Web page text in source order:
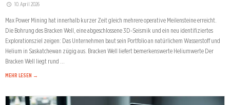
10. April 2026
Max Power Mining hat innerhalb kurzer Zeit gleich mehrere operative Meilensteine erreicht.
Die Bohrung des Bracken Well, eine abgeschlossene 3D-Seismik und ein neu identifiziertes
Explorationsziel zeigen: Das Unternehmen baut sein Portfolio an natürlichem Wasserstoff und
Helium in Saskatchewan zügig aus. Bracken Well liefert bemerkenswerte Heliumwerte Der
Bracken Well liegt rund …
MEHR LESEN →